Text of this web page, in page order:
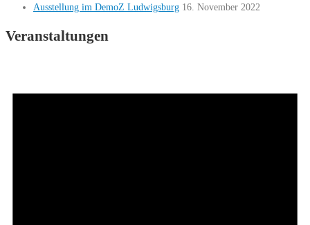
Ausstellung im DemoZ Ludwigsburg 16. November 2022
Veranstaltungen